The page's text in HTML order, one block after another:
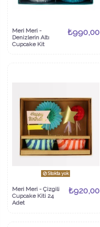
Meri Meri -
Denizlerin Altı
Cupcake Kit
₺990,00
Stokta yok
Meri Meri - Çizgili
Cupcake Kiti 24
Adet
₺920,00